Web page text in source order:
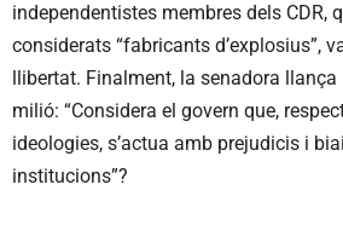
independentistes membres dels CDR,
considerats “fabricants d’explosius”,
llibertat. Finalment, la senadora llança
milió: “Considera el govern que,
ideologies, s’actua amb prejudicis i
institucions”?